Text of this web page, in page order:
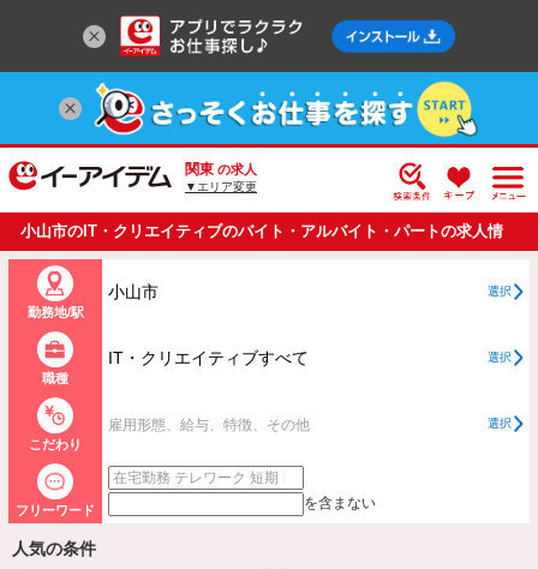
関東 の求人
▼エリア変更
小山市のIT・クリエイティブのバイト・アルバイト・パートの求人情
報一覧
勤務地/駅
小山市 選択
職種
IT・クリエイティブすべて 選択
こだわり
雇用形態、給与、特徴、その他 選択
フリーワード を含まない
人気の条件